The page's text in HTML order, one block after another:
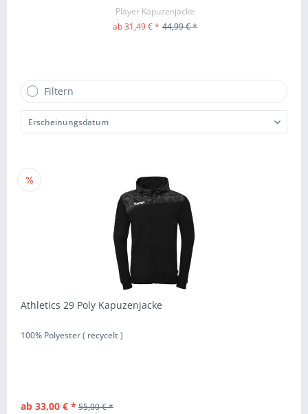
Player Kapuzenjacke
ab 31,49 € * 44,99 € *
Filtern
Athletics 29 Poly Kapuzenjacke
100% Polyester ( recycelt )
ab 33,00 € * 55,00 € *